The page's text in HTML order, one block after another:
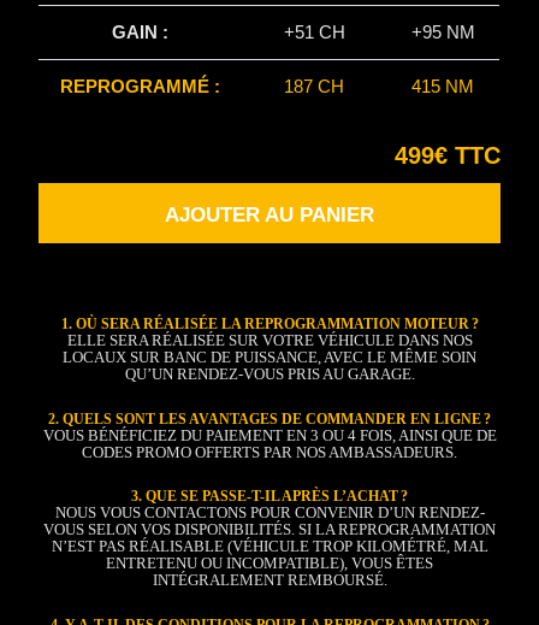
GAIN : +51 CH +95 NM
REPROGRAMMÉ : 187 CH 415 NM
499€ TTC
AJOUTER AU PANIER
1. OÙ SERA RÉALISÉE LA REPROGRAMMATION MOTEUR ?
ELLE SERA RÉALISÉE SUR VOTRE VÉHICULE DANS NOS
LOCAUX SUR BANC DE PUISSANCE, AVEC LE MÊME SOIN
QU’UN RENDEZ-VOUS PRIS AU GARAGE.
2. QUELS SONT LES AVANTAGES DE COMMANDER EN LIGNE ?
VOUS BÉNÉFICIEZ DU PAIEMENT EN 3 OU 4 FOIS, AINSI QUE DE
CODES PROMO OFFERTS PAR NOS AMBASSADEURS.
3. QUE SE PASSE-T-IL APRÈS L’ACHAT ?
NOUS VOUS CONTACTONS POUR CONVENIR D’UN RENDEZ-
VOUS SELON VOS DISPONIBILITÉS. SI LA REPROGRAMMATION
N’EST PAS RÉALISABLE (VÉHICULE TROP KILOMÉTRÉ, MAL
ENTRETENU OU INCOMPATIBLE), VOUS ÊTES
INTÉGRALEMENT REMBOURSÉ.